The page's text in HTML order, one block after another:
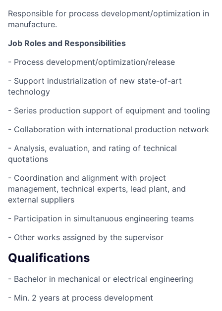
Responsible for process development/optimization in
manufacture.
Job Roles and Responsibilities
- Process development/optimization/release
- Support industrialization of new state-of-art
technology
- Series production support of equipment and tooling
- Collaboration with international production network
- Analysis, evaluation, and rating of technical
quotations
- Coordination and alignment with project
management, technical experts, lead plant, and
external suppliers
- Participation in simultanuous engineering teams
- Other works assigned by the supervisor
Qualifications
- Bachelor in mechanical or electrical engineering
- Min. 2 years at process development